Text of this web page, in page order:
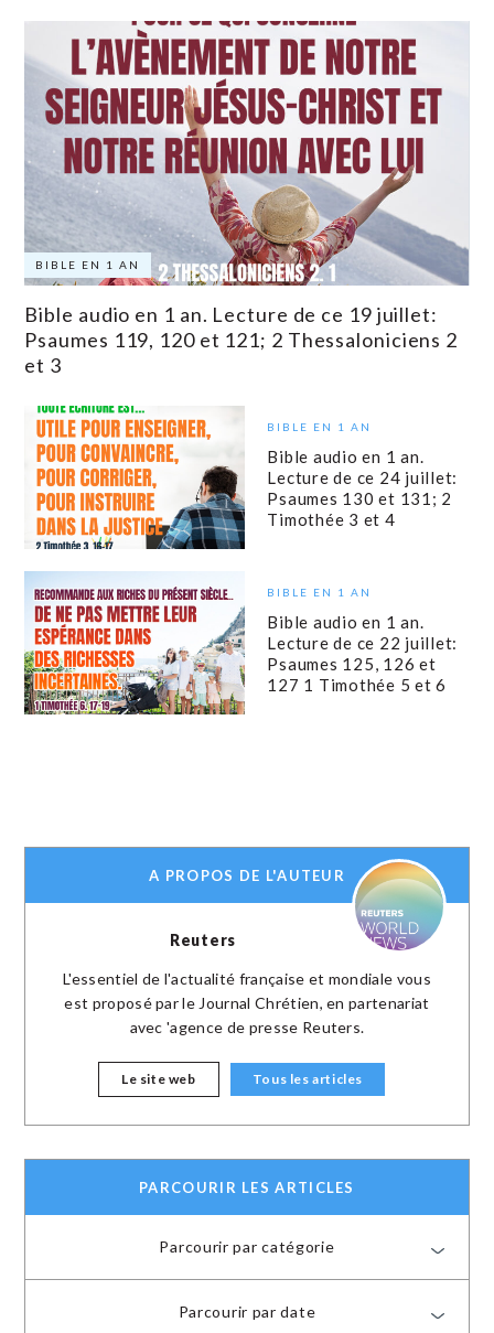
BIBLE EN 1 AN
Bible audio en 1 an. Lecture de ce 19 juillet:
Psaumes 119, 120 et 121; 2 Thessaloniciens 2
et 3
BIBLE EN 1 AN
Bible audio en 1 an.
Lecture de ce 24 juillet:
Psaumes 130 et 131; 2
Timothée 3 et 4
BIBLE EN 1 AN
Bible audio en 1 an.
Lecture de ce 22 juillet:
Psaumes 125, 126 et
127 1 Timothée 5 et 6
A PROPOS DE L'AUTEUR
Reuters
L'essentiel de l'actualité française et mondiale vous
est proposé par le Journal Chrétien, en partenariat
avec 'agence de presse Reuters.
Le site web Tous les articles
PARCOURIR LES ARTICLES
Parcourir par catégorie
Parcourir par date